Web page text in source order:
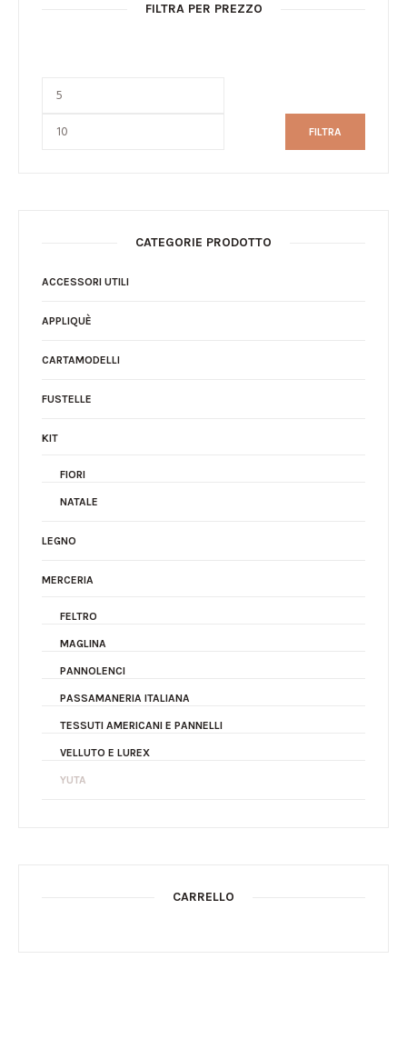
FILTRA PER PREZZO
FILTRA
CATEGORIE PRODOTTO
ACCESSORI UTILI
APPLIQUÈ
CARTAMODELLI
FUSTELLE
KIT
FIORI
NATALE
LEGNO
MERCERIA
FELTRO
MAGLINA
PANNOLENCI
PASSAMANERIA ITALIANA
TESSUTI AMERICANI E PANNELLI
VELLUTO E LUREX
YUTA
CARRELLO